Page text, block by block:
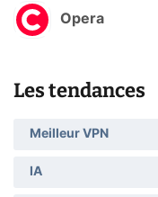
Opera
Les tendances
Meilleur VPN
IA